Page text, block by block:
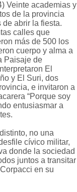
Veinte academias y
de la provincia
abrir la fiesta.
calles que
más de 500 los
cuerpo y alma a
Paisaje de
El
y El Suri, dos
e invitaron a
“Porque soy
entusiasmar a
no una
cívico militar,
donde la sociedad
juntos a transitar
en su